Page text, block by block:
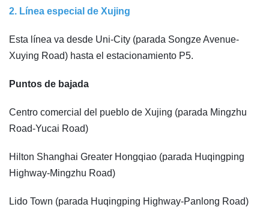
2. Línea especial de Xujing
Esta línea va desde Uni-City (parada Songze Avenue-
Xuying Road) hasta el estacionamiento P5.
Puntos de bajada
Centro comercial del pueblo de Xujing (parada Mingzhu
Road-Yucai Road)
Hilton Shanghai Greater Hongqiao (parada Huqingping
Highway-Mingzhu Road)
Lido Town (parada Huqingping Highway-Panlong Road)